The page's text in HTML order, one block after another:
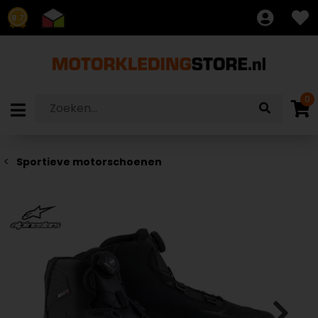
8.7
0
Sportieve motorschoenen